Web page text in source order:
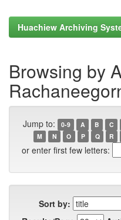
Huachiew Archiving
Browsing by
Jump to: 0-9 A B C
M
N O P Q R
or enter first few letters:
Sort by: